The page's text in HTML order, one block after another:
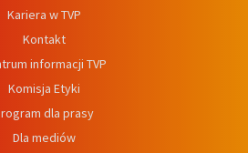
Kariera w TVP
Kontakt
informacji TVP
Komisja Etyki
dla prasy
Dla mediów